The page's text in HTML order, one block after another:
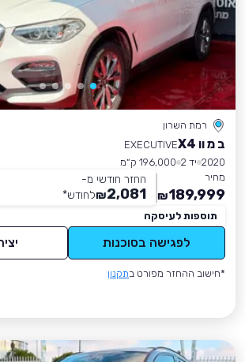
רמת השרון
ב מ וו X4
EXECUTIVE
2020 יד 2
196,000 ק״מ
מחיר
189,999
₪
החזר חודשי מ-
2,081
₪לחודש*
תוספות לעיסקה
לפגישה בסוכנות
*חישוב ההחזר מפורט בתקנון